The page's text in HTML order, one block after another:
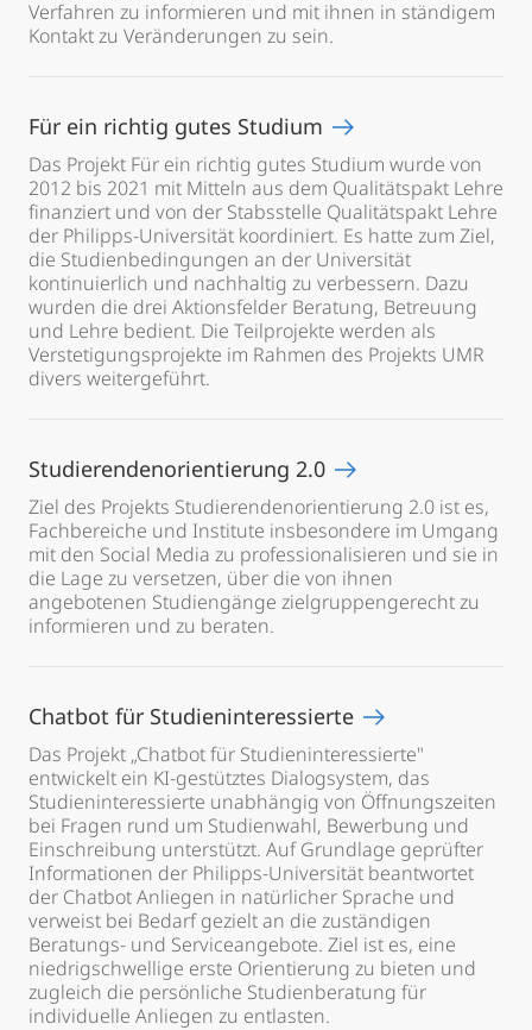
Verfahren zu informieren und mit ihnen in ständigem
Kontakt zu Veränderungen zu sein.
Für ein richtig gutes Studium
Das Projekt Für ein richtig gutes Studium wurde von
2012 bis 2021 mit Mitteln aus dem Qualitätspakt Lehre
finanziert und von der Stabsstelle Qualitätspakt Lehre
der Philipps-Universität koordiniert. Es hatte zum Ziel,
die Studienbedingungen an der Universität
kontinuierlich und nachhaltig zu verbessern. Dazu
wurden die drei Aktionsfelder Beratung, Betreuung
und Lehre bedient. Die Teilprojekte werden als
Verstetigungsprojekte im Rahmen des Projekts UMR
divers weitergeführt.
Studierendenorientierung 2.0
Ziel des Projekts Studierendenorientierung 2.0 ist es,
Fachbereiche und Institute insbesondere im Umgang
mit den Social Media zu professionalisieren und sie in
die Lage zu versetzen, über die von ihnen
angebotenen Studiengänge zielgruppengerecht zu
informieren und zu beraten.
Chatbot für Studieninteressierte
Das Projekt „Chatbot für Studieninteressierte"
entwickelt ein KI-gestütztes Dialogsystem, das
Studieninteressierte unabhängig von Öffnungszeiten
bei Fragen rund um Studienwahl, Bewerbung und
Einschreibung unterstützt. Auf Grundlage geprüfter
Informationen der Philipps-Universität beantwortet
der Chatbot Anliegen in natürlicher Sprache und
verweist bei Bedarf gezielt an die zuständigen
Beratungs- und Serviceangebote. Ziel ist es, eine
niedrigschwellige erste Orientierung zu bieten und
zugleich die persönliche Studienberatung für
individuelle Anliegen zu entlasten.